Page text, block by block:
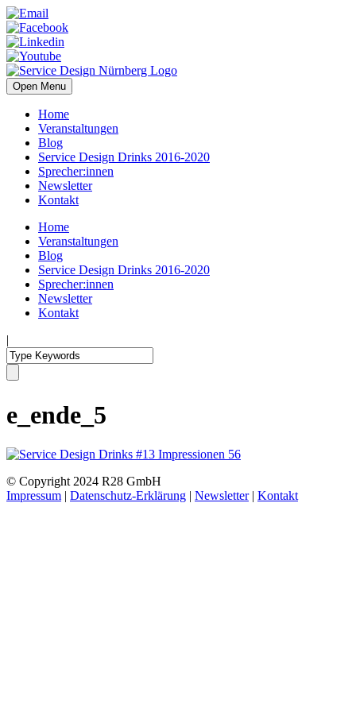
Open Menu
Home
Veranstaltungen
Blog
Service Design Drinks 2016-2020
Sprecher:innen
Newsletter
Kontakt
Home
Veranstaltungen
Blog
Service Design Drinks 2016-2020
Sprecher:innen
Newsletter
Kontakt
|
e_ende_5
© Copyright 2024 R28 GmbH
Impressum | Datenschutz-Erklärung | Newsletter| Kontakt